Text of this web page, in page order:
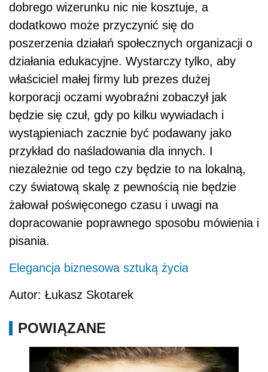
dobrego wizerunku nic nie kosztuje, a
dodatkowo może przyczynić się do
poszerzenia działań społecznych organizacji o
działania edukacyjne. Wystarczy tylko, aby
właściciel małej firmy lub prezes dużej
korporacji oczami wyobraźni zobaczył jak
będzie się czuł, gdy po kilku wywiadach i
wystąpieniach zacznie być podawany jako
przykład do naśladowania dla innych. I
niezależnie od tego czy będzie to na lokalną,
czy światową skalę z pewnością nie będzie
żałował poświęconego czasu i uwagi na
dopracowanie poprawnego sposobu mówienia i
pisania.
Elegancja biznesowa sztuką życia
Autor: Łukasz Skotarek
POWIĄZANE